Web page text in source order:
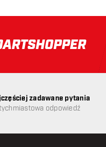
wysyłka od 250 złoty
zadawane pytania
odpowiedź